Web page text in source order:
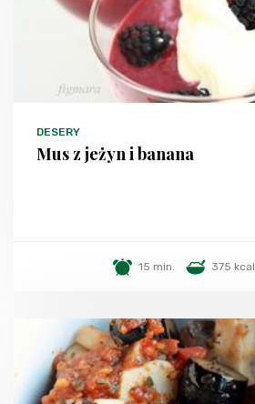
DESERY
Mus z jeżyn i banana
15 min. 375 kcal